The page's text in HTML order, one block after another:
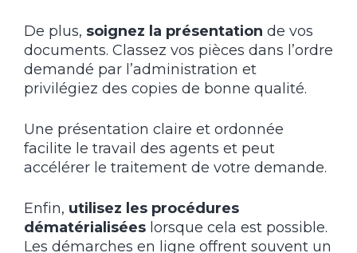
De plus, soignez la présentation de vos
documents. Classez vos pièces dans l’ordre
demandé par l’administration et
privilégiez des copies de bonne qualité.
Une présentation claire et ordonnée
facilite le travail des agents et peut
accélérer le traitement de votre demande.
Enfin, utilisez les procédures
dématérialisées lorsque cela est possible.
Les démarches en ligne offrent souvent un